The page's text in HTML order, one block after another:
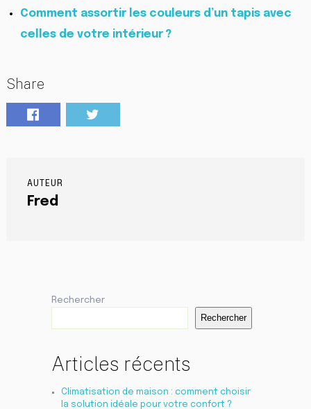
Comment assortir les couleurs d’un tapis avec
celles de votre intérieur ?
Share
AUTEUR
Fred
Rechercher
Rechercher
Articles récents
Climatisation de maison : comment choisir
la solution idéale pour votre confort ?